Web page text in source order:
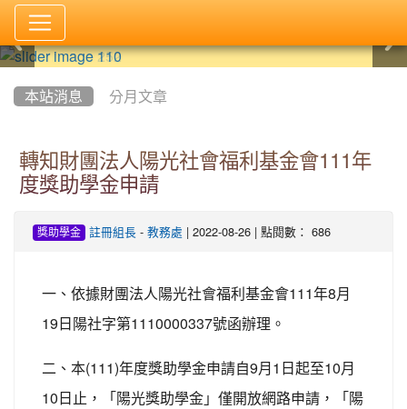
本站消息 分月文章
轉知財團法人陽光社會福利基金會111年
度獎助學金申請
獎助學金 註冊組長- 教務處 | 2022-08-26 | 點閱數： 686
一、依據財團法人陽光社會福利基金會111年8月
19 日陽社字第1110000337號函辦理。
二、本(111)年度獎助學金申請自9月 1 日起至10月
10 日止，「陽光獎助學金」僅開放網路申請，「陽